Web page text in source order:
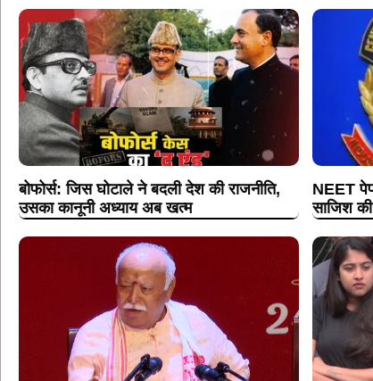
बोफोर्स: जिस घोटाले ने बदली देश की राजनीति,
उसका कानूनी अध्याय अब खत्म
NEET
साजिश